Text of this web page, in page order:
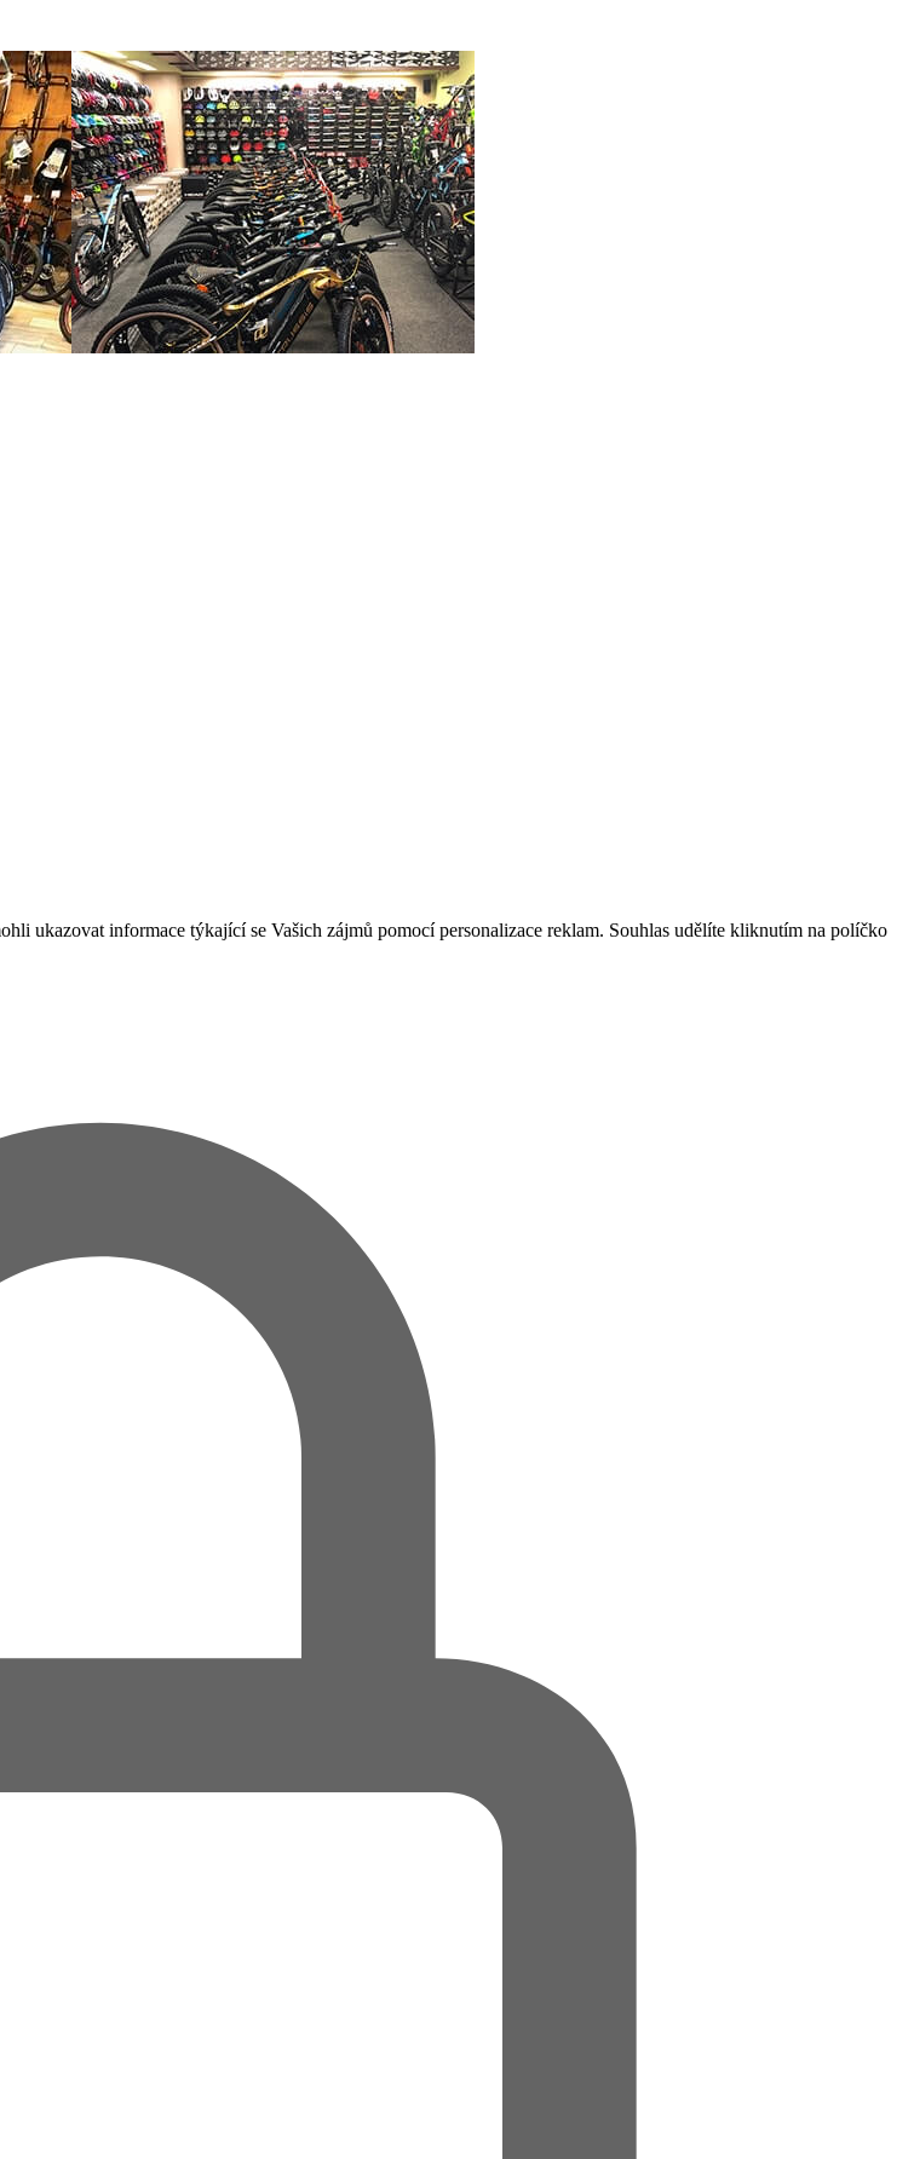
ukazovat informace týkající se Vašich zájmů pomocí personalizace reklam. Souhlas udělíte kliknutím na políčko